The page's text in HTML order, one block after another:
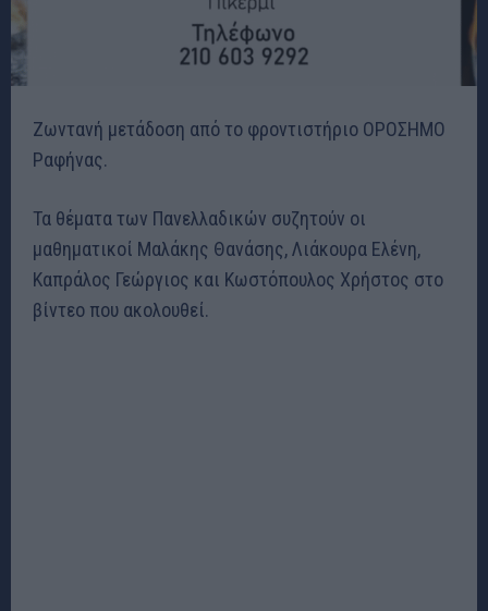
Ζωντανή μετάδοση από το φροντιστήριο ΟΡΟΣΗΜΟ
Ραφήνας.
Τα θέματα των Πανελλαδικών συζητούν οι
μαθηματικοί Μαλάκης Θανάσης, Λιάκουρα Ελένη,
Καπράλος Γεώργιος και Κωστόπουλος Χρήστος στο
βίντεο που ακολουθεί.